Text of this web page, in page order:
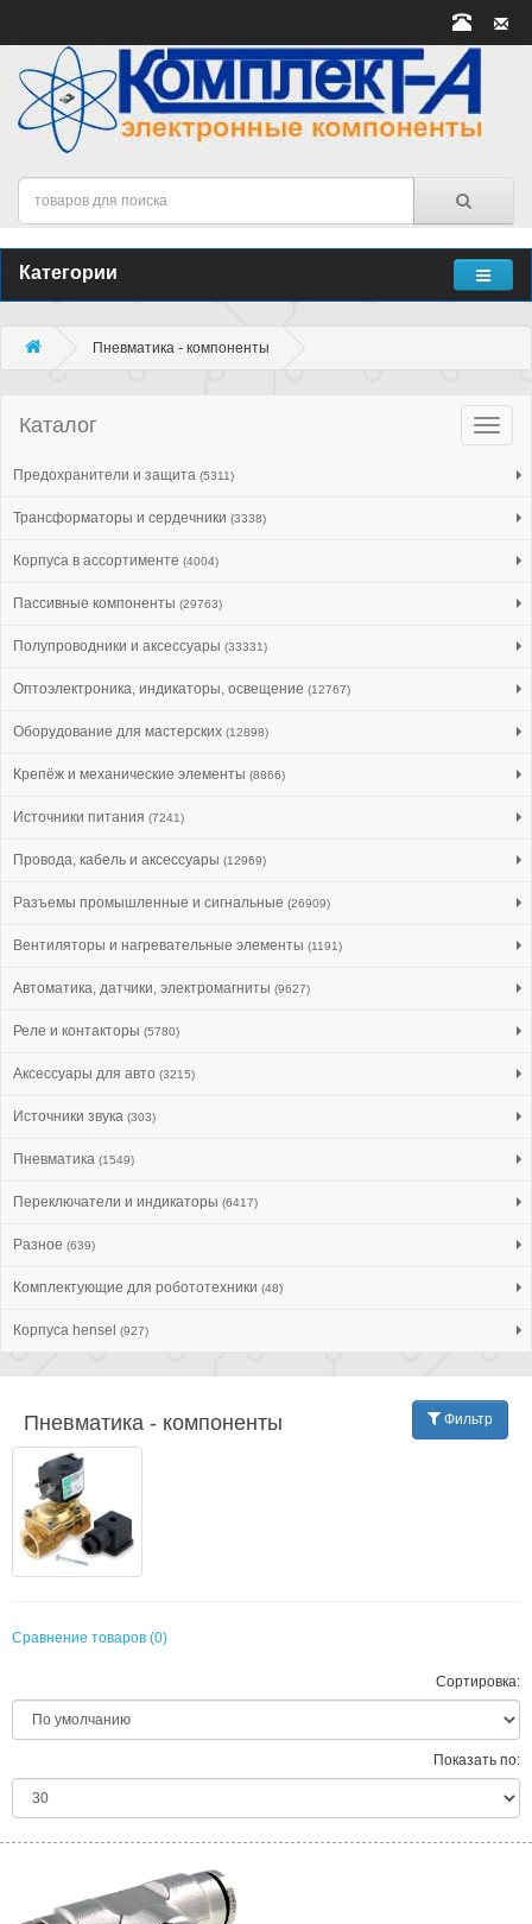
Категории
Пневматика - компоненты
Каталог
Предохранители и защита (5311)
Трансформаторы и сердечники (3338)
Корпуса в ассортименте (4004)
Пассивные компоненты (29763)
Полупроводники и аксессуары (33331)
Оптоэлектроника, индикаторы, освещение (12767)
Оборудование для мастерских (12898)
Крепёж и механические элементы (8866)
Источники питания (7241)
Провода, кабель и аксессуары (12969)
Разъемы промышленные и сигнальные (26909)
Вентиляторы и нагревательные элементы (1191)
Автоматика, датчики, электромагниты (9627)
Реле и контакторы (5780)
Аксессуары для авто (3215)
Источники звука (303)
Пневматика (1549)
Переключатели и индикаторы (6417)
Разное (639)
Комплектующие для робототехники (48)
Корпуса hensel (927)
Фильтр
Пневматика - компоненты
Сравнение товаров (0)
Сортировка:
Показать по: